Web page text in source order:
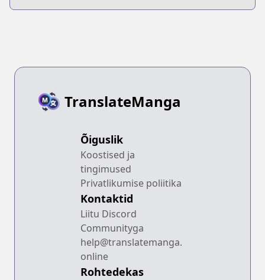
TranslateManga
Õiguslik
Koostised ja
tingimused
Privatlikumise poliitika
Kontaktid
Liitu Discord
Communityga
help@translatemanga.
online
Rohtedekas